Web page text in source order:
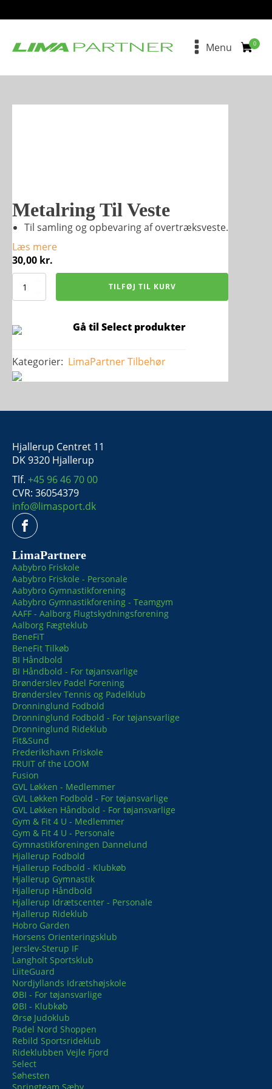
Menu
Metalring Til Veste
Til samling og opbevaring af overtræksveste.
Læs mere
30,00 kr.
Metalring
Veste
TILFØJ TIL KURV
Gå til Select produkter
Kategorier: LimaPartnerTilbehør
Hjallerup Centret 11
DK 9320 Hjallerup
Tlf. +45 96 46 70 00
CVR: 36054379
info@limasport.dk
LimaPartnere
Aabybro Friskole
Aabybro Friskole - Personale
Aabybro Gymnastikforening
Aabybro Gymnastikforening - Teamgym
AAFF - Aalborg Flugtskydningsforening
Aalborg Fægteklub
BeneFiT
BeneFit Tilkøb
BI Håndbold
BI Håndbold - For tøjansvarlige
Brønderslev Padel Forening
Brønderslev Tennis og Padelklub
Dronninglund Fodbold
Dronninglund Fodbold - For tøjansvarlige
Dronninglund Rideklub
Fit&Sund
Frederikshavn Friskole
FRUIT of the LOOM
Fusion
GVL Løkken - Medlemmer
GVL Løkken Fodbold - For tøjansvarlige
GVL Løkken Håndbold - For tøjansvarlige
Gym & Fit 4 U - Medlemmer
Gym & Fit 4 U - Personale
Gymnastikforeningen Dannelund
Hjallerup Fodbold
Hjallerup Fodbold - Klubkøb
Hjallerup Gymnastik
Hjallerup Håndbold
Hjallerup Idrætscenter - Personale
Hjallerup Rideklub
Hobro Garden
Horsens Orienteringsklub
Jerslev-Sterup IF
Langholt Sportsklub
LiiteGuard
Nordjyllands Idrætshøjskole
ØBI - For tøjansvarlige
ØBI - Klubkøb
Ørsø Judoklub
Padel Nord Shoppen
Rebild Sportsrideklub
Rideklubben Vejle Fjord
Select
Søhesten